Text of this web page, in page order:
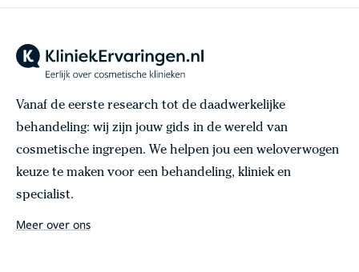
Vanaf de eerste research tot de daadwerkelijke
behandeling: wij zijn jouw gids in de wereld van
cosmetische ingrepen. We helpen jou een weloverwogen
keuze te maken voor een behandeling, kliniek en
specialist.
Meer over ons